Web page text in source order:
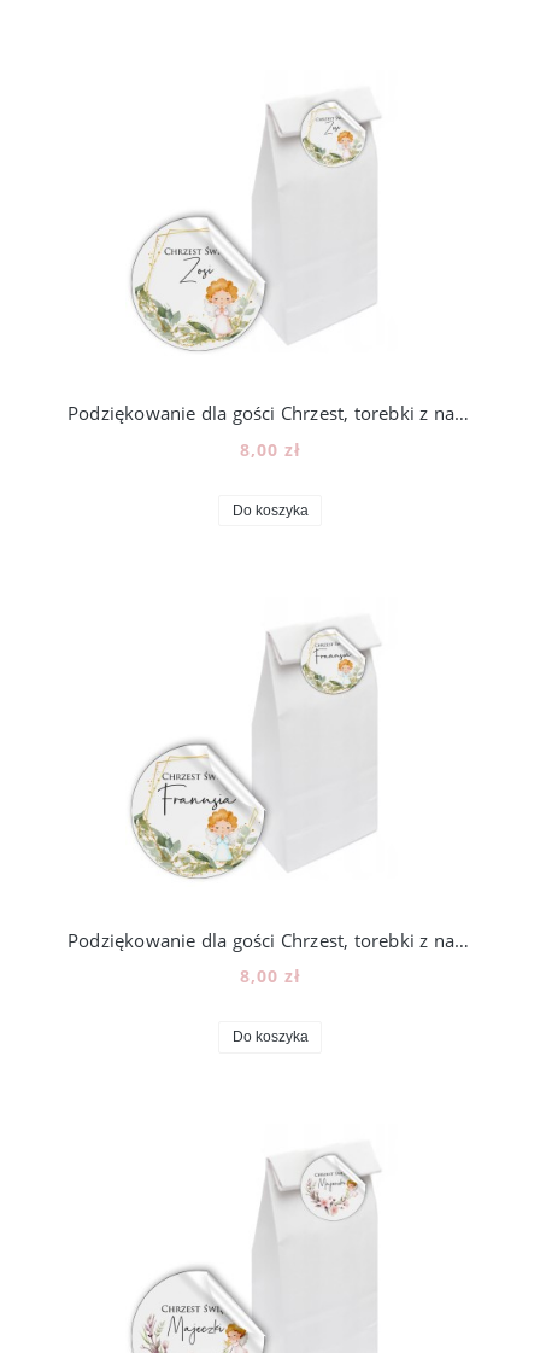
Podziękowanie dla gości Chrzest, torebki z naklejką, 12szt, N104_1
8,00 zł
Do koszyka
Podziękowanie dla gości Chrzest, torebki z naklejką, 12szt, N104_2
8,00 zł
Do koszyka